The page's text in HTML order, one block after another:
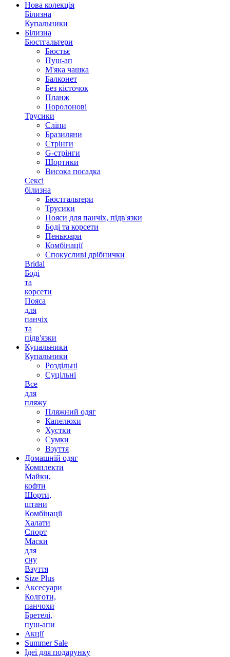
Нова колекція
Білизна
Купальники
Білизна
Бюстгальтери
Бюстьє
Пуш-ап
М'яка чашка
Балконет
Без кісточок
Планж
Поролонові
Трусики
Сліпи
Бразиляни
Стрінги
G-стрінги
Шортики
Висока посадка
Сексі
білизна
Бюстгальтери
Трусики
Пояси для панчіх, підв'язки
Боді та корсети
Пеньюари
Комбінації
Спокусливі дрібнички
Bridal
Боді
та
корсети
Пояса
для
панчіх
та
підв'язки
Купальники
Купальники
Роздільні
Суцільні
Все
для
пляжу
Пляжний одяг
Капелюхи
Хустки
Сумки
Взуття
Домашній одяг
Комплекти
Майки,
кофти
Шорти,
штани
Комбінації
Халати
Спорт
Маски
для
сну
Взуття
Size Plus
Аксесуари
Колготи,
панчохи
Бретелі,
пуш-апи
Акції
Summer Sale
Ідеї для подарунку